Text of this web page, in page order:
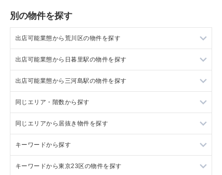
別の物件を探す
出店可能業態から荒川区の物件を探す
荒川区の軽飲食を出店可能な店舗物件・貸店舗・テナント一覧
荒川区の物販・小売を出店可能な店舗物件・貸店舗・テナント
出店可能業態から日暮里駅の物件を探す
日暮里駅の軽飲食を出店可能な店舗物件・貸店舗・テナント一
ト一覧
日暮里駅のその他を出店可能な店舗物件・貸店舗・テナント一
出店可能業態から三河島駅の物件を探す
三河島駅の軽飲食を出店可能な店舗物件・貸店舗・テナント一
ト一覧
三河島駅のその他を出店可能な店舗物件・貸店舗・テナント一
同じエリア・階数から探す
荒川区の1階の店舗物件・貸店舗・テナント一覧
日暮里駅の1階の店舗物件・貸店舗・テナント一覧
三河島駅の1階の店舗物件・貸店舗・テナント一覧
同じエリアから居抜き物件を探す
日暮里駅の居抜き店舗物件・貸店舗・テナント一覧
三河島駅の居抜き店舗物件・貸店舗・テナント一覧
キーワードから探す
シャッターの店舗物件・貸店舗・テナント一覧
キーワードから東京23区の物件を探す